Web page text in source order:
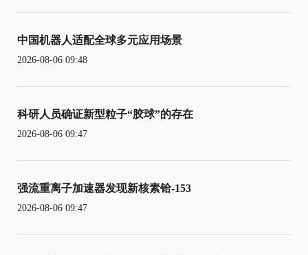
中国机器人适配全球多元应用场景
2026-08-06 09:48
科研人员确证新型粒子“胶球”的存在
2026-08-06 09:47
强流重离子加速器发现新核素铪-153
2026-08-06 09:47